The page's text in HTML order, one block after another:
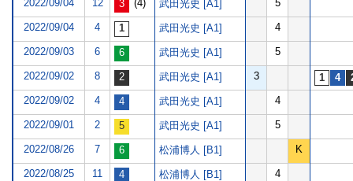
2022/09/04 12 (4) 武田光史 [A1] 5
2022/09/04 4 武田光史 [A1] 4
2022/09/03 6 武田光史 [A1] 5
2022/09/02 8 武田光史 [A1] 3
2022/09/02 4 武田光史 [A1] 4
2022/09/01 2 武田光史 [A1] 5
2022/08/26 7 松浦博人 [B1] K
2022/08/25 11 松浦博人 [B1] 4